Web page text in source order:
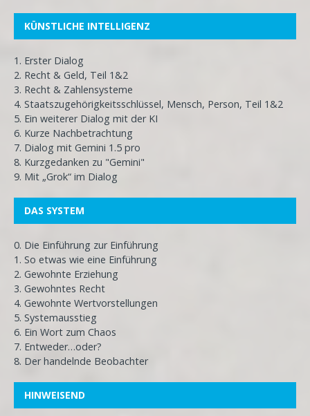
KÜNSTLICHE INTELLIGENZ
1. Erster Dialog
2. Recht & Geld, Teil 1&2
3. Recht & Zahlensysteme
4. Staatszugehörigkeitsschlüssel, Mensch, Person, Teil 1&2
5. Ein weiterer Dialog mit der KI
6. Kurze Nachbetrachtung
7. Dialog mit Gemini 1.5 pro
8. Kurzgedanken zu "Gemini"
9. Mit „Grok“ im Dialog
DAS SYSTEM
0. Die Einführung zur Einführung
1. So etwas wie eine Einführung
2. Gewohnte Erziehung
3. Gewohntes Recht
4. Gewohnte Wertvorstellungen
5. Systemausstieg
6. Ein Wort zum Chaos
7. Entweder…oder?
8. Der handelnde Beobachter
HINWEISEND